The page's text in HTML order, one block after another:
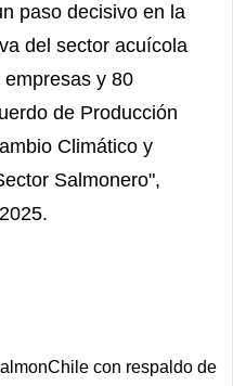
paso decisivo en la
del sector acuícola
y 80
de Producción
Climático y
Salmonero",
con respaldo de